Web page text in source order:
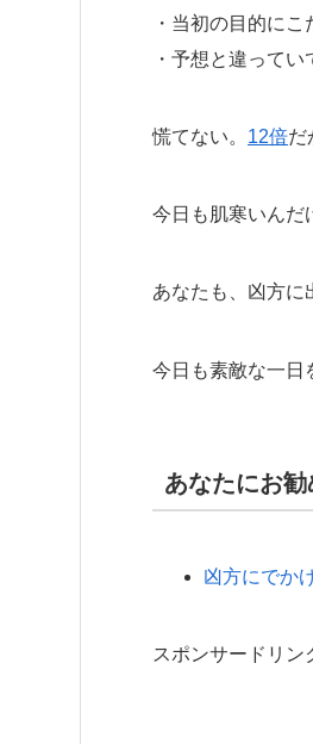
・当初の目的にこ
・予想と違って
慌てない。 12倍だ
今日も肌寒いんだ
あなたも、凶方に
今日も素敵な一日
あなたにお
凶方にでか
スポンサードリン